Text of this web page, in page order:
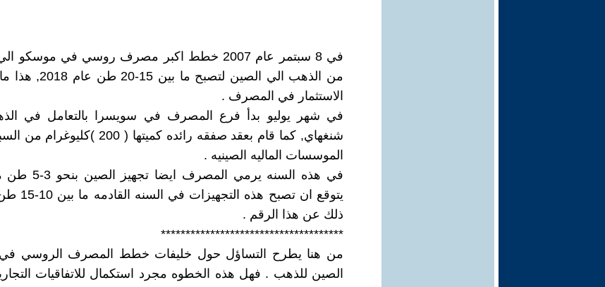
في 8 سبتمر عام 2007 خطط اكبر مصرف روسي في موسكو
من الذهب الي الصين
الاستثمار في المصرف .
في شهر يوليو بدأ فرع المصرف في سويسرا بالتعامل في
شنغهاي, كما قام بعقد صفقه رائده كميتها (
الموسسات الماليه الصينيه .
في هذه السنه يرمي
يتوقع ان
ذلك عن هذا الرقم .
*************************************
من هنا يطرح التساؤل حول خليفات خطط المصرف الروسي في
الصين للذهب . فهل هذه الخطوه مجرد استكمال للاتفاقيات